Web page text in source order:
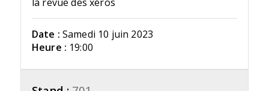
la revue des xéros
Date : Samedi 10 juin 2023
Heure : 19:00